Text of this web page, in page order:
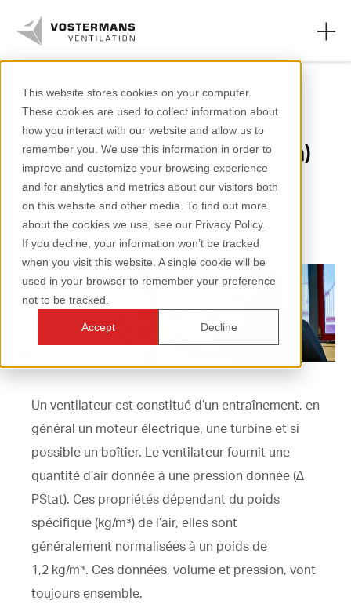
This website stores cookies on your computer.
These cookies are used to collect information about
how you interact with our website and allow us to
remember you. We use this information in order to
improve and customize your browsing experience
and for analytics and metrics about our visitors both
on this website and other media. To find out more
about the cookies we use, see our Privacy Policy.
If you decline, your information won’t be tracked
when you visit this website. A single cookie will be
used in your browser to remember your preference
not to be tracked.
Accept Decline
Ventilateurs
Secteurs agricoles
Secteurs industriels
Ressources
À propos de nous
+31 (0)77 389 32 32
ventilation@vostermans.com
Sélecteur de produits
Vostermans Companies
Contact
Les caractéristiques du
ventilateur (ou courbe Q / h)
2 minutes de lecture
Un ventilateur est constitué d’un entraînement, en
général un moteur électrique, une turbine et si
possible un boîtier. Le ventilateur fournit une
quantité d’air donnée à une pression donnée (∆
PStat). Ces propriétés dépendant du poids
spécifique (kg/m³) de l’air, elles sont
généralement normalisées à un poids de
1,2 kg/m³. Ces données, volume et pression, vont
toujours ensemble.